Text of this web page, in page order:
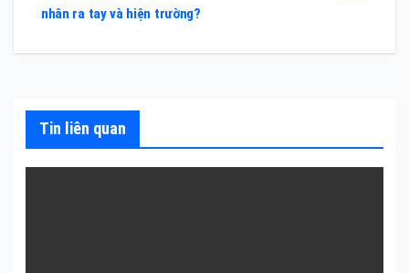
bài
viết
nhân ra tay và hiện trường?
Tin liên quan